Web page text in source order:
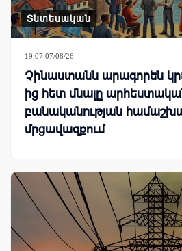
Տնտեսական
19:07 07/08/26
Չինաստանն արագորեն
ից հետ մնալը
բանականության
մրցավազքում